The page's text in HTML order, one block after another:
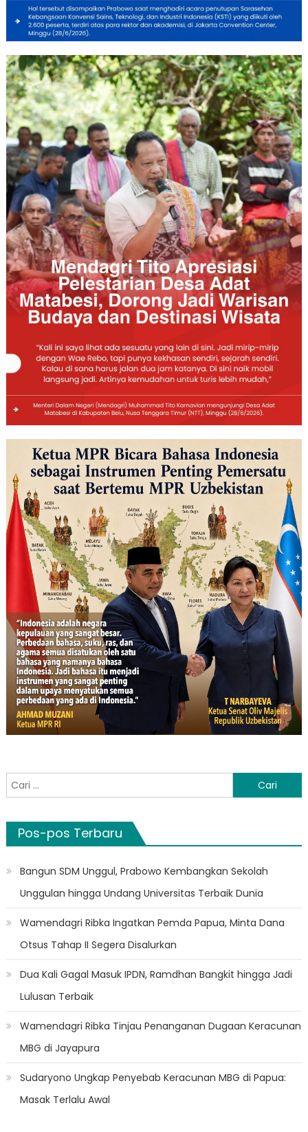
Cari
untuk:
Pos-pos Terbaru
Bangun SDM Unggul, Prabowo Kembangkan Sekolah
Unggulan hingga Undang Universitas Terbaik Dunia
Wamendagri Ribka Ingatkan Pemda Papua, Minta Dana
Otsus Tahap II Segera Disalurkan
Dua Kali Gagal Masuk IPDN, Ramdhan Bangkit hingga Jadi
Lulusan Terbaik
Wamendagri Ribka Tinjau Penanganan Dugaan Keracunan
MBG di Jayapura
Sudaryono Ungkap Penyebab Keracunan MBG di Papua:
Masak Terlalu Awal